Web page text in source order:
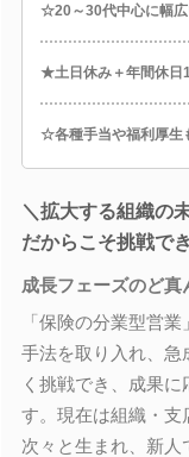
☆20～30代中心に幅広
★土日休み＋年間休日
☆各種手当や福利厚生
＼拡大する組織の
だからこそ挑戦で
成長フェーズのど
「保険の分業型営
手法を取り入れ、急
く挑戦でき、成果
す。現在は組織・支
次々と生まれ、新